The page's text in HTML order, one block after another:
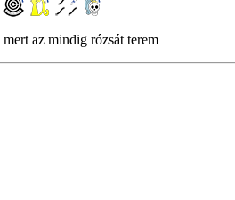
az mindig rózsát terem